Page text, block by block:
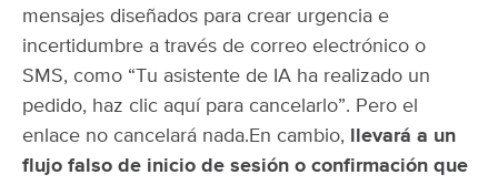
mensajes diseñados para crear urgencia e
incertidumbre a través de correo electrónico o
SMS, como “Tu asistente de IA ha realizado un
pedido, haz clic aquí para cancelarlo”. Pero el
enlace no cancelará nada. En cambio,
llevará a un
flujo falso de inicio de sesión o confirmación que